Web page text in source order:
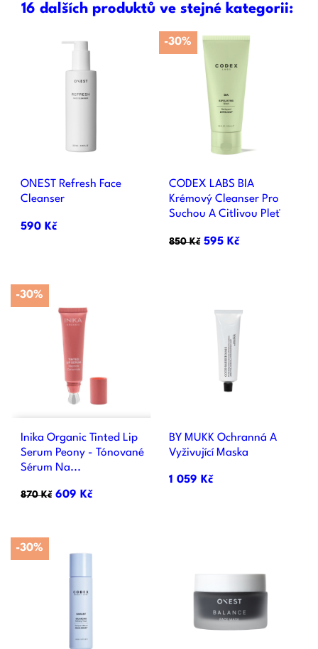
16 dalších produktů ve stejné kategorii:
ONEST Refresh Face
Cleanser
590 Kč
CODEX LABS BIA
Krémový Cleanser Pro
Suchou A Citlivou Pleť
850 Kč 595 Kč
-30%
Inika Organic Tinted Lip
Serum Peony - Tónované
Sérum Na...
870 Kč 609 Kč
-30%
BY MUKK Ochranná A
Vyživující Maska
1 059 Kč
-30%